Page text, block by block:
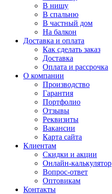
В нишу
В спальню
В частный дом
На балкон
Доставка и оплата
Как сделать заказ
Доставка
Оплата и рассрочка
О компании
Производство
Гарантия
Портфолио
Отзывы
Реквизиты
Вакансии
Карта сайта
Клиентам
Скидки и акции
Онлайн-калькулятор
Вопрос-ответ
Оптовикам
Контакты